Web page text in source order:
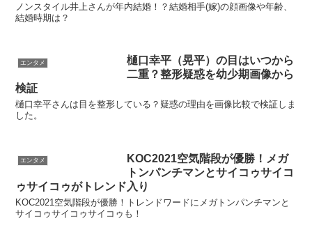
ノンスタイル井上さんが年内結婚！？結婚相手(嫁)の顔画像や年齢、
結婚時期は？
エンタメ
樋口幸平（晃平）の目はいつから
二重？整形疑惑を幼少期画像から
検証
樋口幸平さんは目を整形している？疑惑の理由を画像比較で検証しま
した。
エンタメ
KOC2021空気階段が優勝！メガ
トンパンチマンとサイコゥサイコ
ゥサイコゥがトレンド入り
KOC2021空気階段が優勝！トレンドワードにメガトンパンチマンと
サイコゥサイコゥサイコゥも！